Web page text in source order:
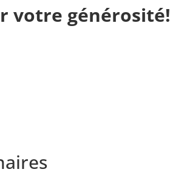
votre générosité!